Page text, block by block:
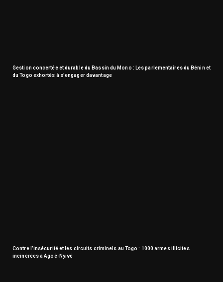
Gestion concertée et durable du Bassin du Mono : Les parlementaires du Bénin et
du Togo exhortés à s’engager davantage
Contre l’insécurité et les circuits criminels au Togo : 1000 armes illicites
incinérées à Agoè-Nyivé